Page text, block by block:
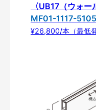
〈UB17（ウォー
MF01-1117-5105
¥26,800/本（最低